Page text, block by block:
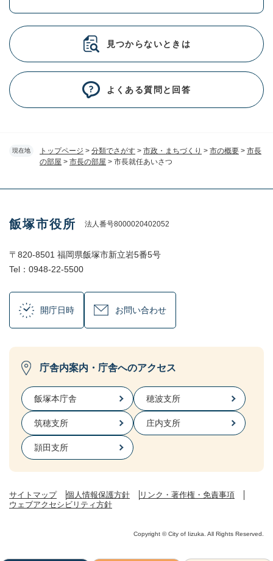
現在地 トップページ > 分類でさがす > 市政・まちづくり > 市の概要 > 市長
の部屋 > 市長の部屋 > 市長就任あいさつ
見つからないときは
よくある質問と回答
飯塚市役所 法人番号8000020402052
〒820-8501 福岡県飯塚市新立岩5番5号
Tel：0948-22-5500
開庁日時 お問い合わせ
庁舎内案内・庁舎へのアクセス
飯塚本庁舎 穂波支所
筑穂支所 庄内支所
頴田支所
サイトマップ 個人情報保護方針
リンク・著作権・免責事項
ウェブアクセシビリティ方針
Copyright © City of Iizuka. All Rights Reserved.